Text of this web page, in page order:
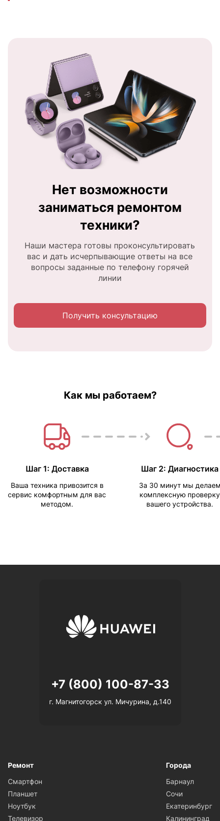
Нет возможности
заниматься ремонтом
техники?
Наши мастера готовы проконсультировать
вас и дать исчерпывающие ответы на все
вопросы заданные по телефону горячей
линии
Получить консультацию
Как мы работаем?
Шаг 1: Доставка
Ваша техника привозится в
сервис комфортным для вас
методом.
Шаг 2: Диагностика
За 30 минут мы
комплексную проверку
вашего устройства.
+7 (800) 100-87-33
г. Магнитогорск ул. Мичурина, д.140
Ремонт
Смартфон
Планшет
Ноутбук
Телевизор
Города
Барнаул
Сочи
Екатеринбург
Калининград